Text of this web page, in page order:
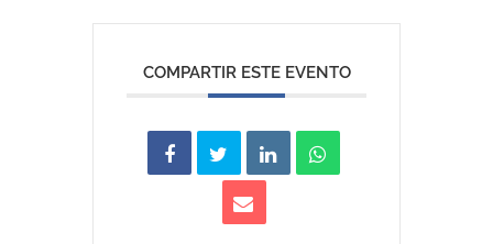
COMPARTIR ESTE EVENTO